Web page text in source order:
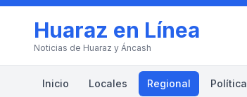
Huaraz en Línea
Noticias de Huaraz y Áncash
Inicio Locales Regional Política